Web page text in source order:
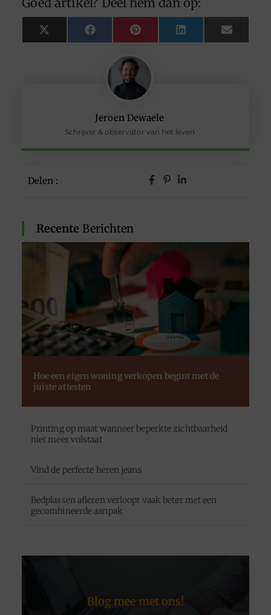
Jeroen Dewaele
Schrijver & observator van het leven
Delen :
Recente Berichten
Hoe een eigen woning verkopen begint met de
juiste attesten
Printing op maat wanneer beperkte zichtbaarheid
niet meer volstaat
Vind de perfecte heren jeans
Bedplassen afleren verloopt vaak beter met een
gecombineerde aanpak
Blog mee met ons!
X
(Twitter)
FacebookPinterest LinkedIn Email